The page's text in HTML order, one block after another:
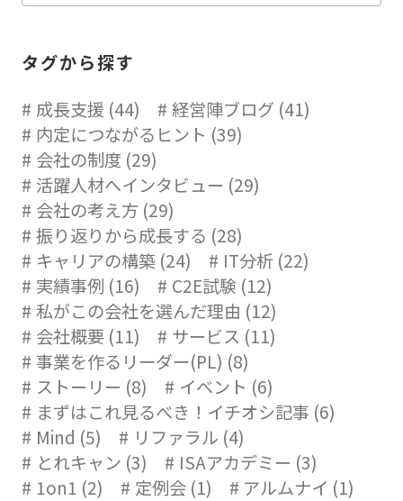
タグから探す
成長支援 (44)
経営陣ブログ (41)
内定につながるヒント (39)
会社の制度 (29)
活躍人材へインタビュー (29)
会社の考え方 (29)
振り返りから成長する (28)
キャリアの構築 (24)
IT分析 (22)
実績事例 (16)
C2E試験 (12)
私がこの会社を選んだ理由 (12)
会社概要 (11)
サービス (11)
事業を作るリーダー(PL) (8)
ストーリー (8)
イベント (6)
まずはこれ見るべき！イチオシ記事 (6)
Mind (5)
リファラル (4)
とれキャン (3)
ISAアカデミー (3)
1on1 (2)
定例会 (1) アルムナイ (1)